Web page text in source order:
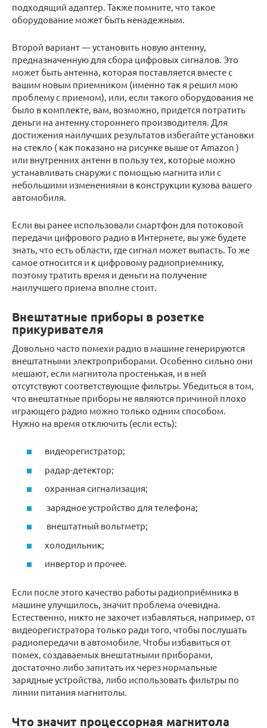
подходящий адаптер. Также помните, что такое
оборудование может быть ненадежным.
Второй вариант — установить новую антенну,
предназначенную для сбора цифровых сигналов. Это
может быть антенна, которая поставляется вместе с
вашим новым приемником (именно так я решил мою
проблему с приемом), или, если такого оборудования не
было в комплекте, вам, возможно, придется потратить
деньги на антенну стороннего производителя. Для
достижения наилучших результатов избегайте установки
на стекло ( как показано на рисунке выше от Amazon )
или внутренних антенн в пользу тех, которые можно
устанавливать снаружи с помощью магнита или с
небольшими изменениями в конструкции кузова вашего
автомобиля.
Если вы ранее использовали смартфон для потоковой
передачи цифрового радио в Интернете, вы уже будете
знать, что есть области, где сигнал может выпасть. То же
самое относится и к цифровому радиоприемнику,
поэтому тратить время и деньги на получение
наилучшего приема вполне стоит.
Внештатные приборы в розетке
прикуривателя
Довольно часто помехи радио в машине генерируются
внештатными электроприборами. Особенно сильно они
мешают, если магнитола простенькая, и в ней
отсутствуют соответствующие фильтры. Убедиться в том,
что внештатные приборы не являются причиной плохо
играющего радио можно только одним способом.
Нужно на время отключить (если есть):
видеорегистратор;
радар-детектор;
охранная сигнализация;
зарядное устройство для телефона;
внештатный вольтметр;
холодильник;
инвертор и прочее.
Если после этого качество работы радиоприёмника в
машине улучшилось, значит проблема очевидна.
Естественно, никто не захочет избавляться, например, от
видеорегистратора только ради того, чтобы послушать
радиопередачи в автомобиле. Чтобы избавиться от
помех, создаваемых внештатными приборами,
достаточно либо запитать их через нормальные
зарядные устройства, либо использовать фильтры по
линии питания магнитолы.
Что значит процессорная магнитола